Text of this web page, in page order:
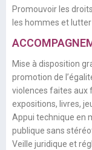
Promouvoir les
les hommes et
Mise à disposition
promotion de
violences faites aux
expositions, livres,
Appui technique en
publique sans
Veille juridique et